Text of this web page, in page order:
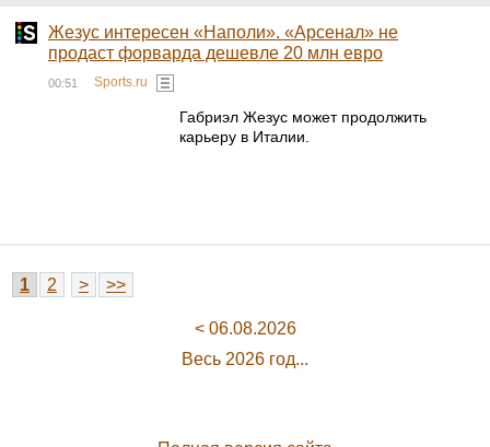
Жезус интересен «Наполи». «Арсенал» не
продаст форварда дешевле 20 млн евро
00:51 Sports.ru
Габриэл Жезус может продолжить
карьеру в Италии.
1 2 > >>
< 06.08.2026
Весь 2026 год...